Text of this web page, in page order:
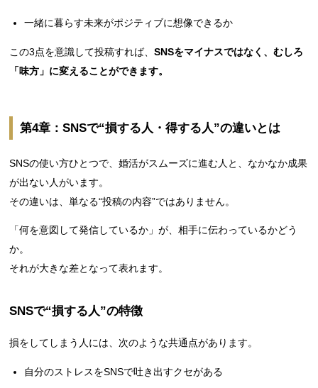
一緒に暮らす未来がポジティブに想像できるか
この3点を意識して投稿すれば、SNSをマイナスではなく、むしろ
「味方」に変えることができます。
第4章：SNSで“損する人・得する人”の違いとは
SNSの使い方ひとつで、婚活がスムーズに進む人と、なかなか成果
が出ない人がいます。
その違いは、単なる“投稿の内容”ではありません。
「何を意図して発信しているか」が、相手に伝わっているかどう
か。
それが大きな差となって表れます。
SNSで“損する人”の特徴
損をしてしまう人には、次のような共通点があります。
自分のストレスをSNSで吐き出すクセがある